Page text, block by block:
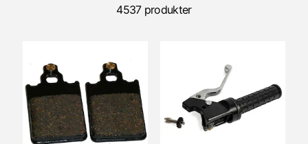
4537 produkter